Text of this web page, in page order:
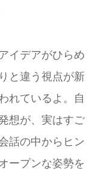
イデアがひらめ
と違う視点が新
れているよ。自
想が、実はすご
話の中からヒン
ープンな姿勢を